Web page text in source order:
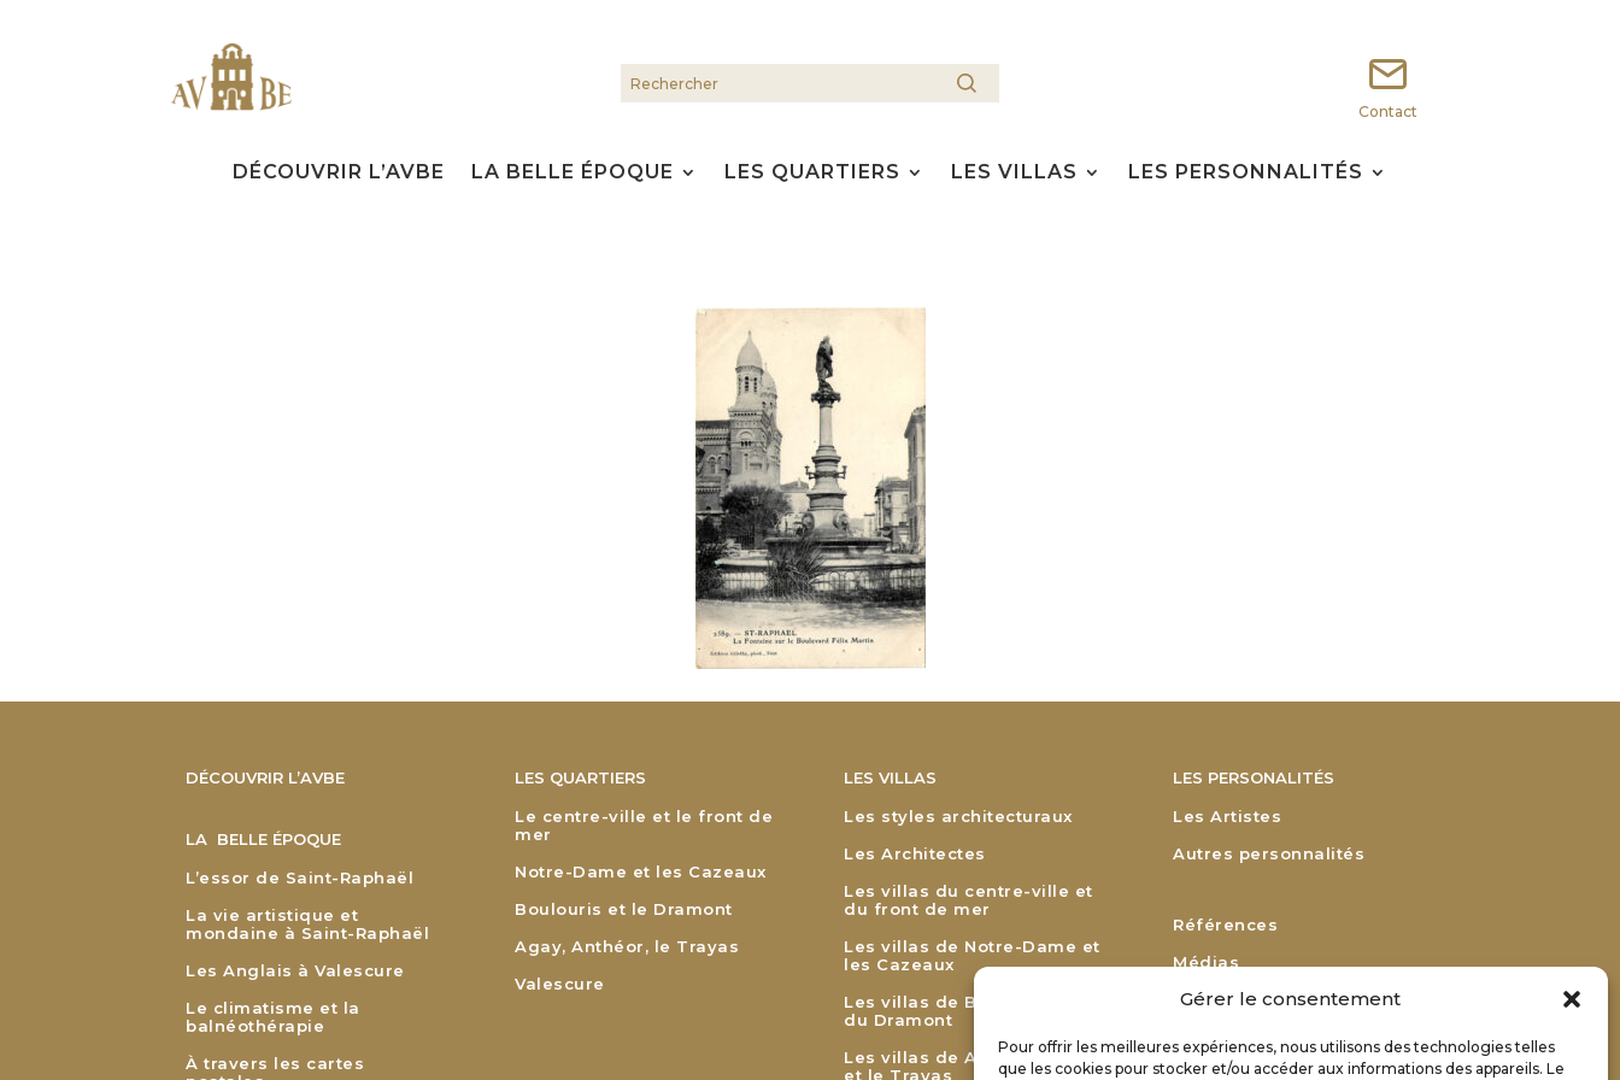
Gérer le consentement
Pour offrir les meilleures expériences, nous utilisons des technologies telles
que les cookies pour stocker et/ou accéder aux informations des appareils. Le
Contact
DÉCOUVRIR L’AVBE LA BELLE ÉPOQUE LES QUARTIERS LES VILLAS LES PERSONNALITÉS
DÉCOUVRIR L’AVBE
LA BELLE ÉPOQUE
L’essor de Saint-Raphaël
La vie artistique et
mondaine à Saint-Raphaël
Les Anglais à Valescure
Le climatisme et la
balnéothérapie
À travers les cartes
LES QUARTIERS
Le centre-ville et le front de
mer
Notre-Dame et les Cazeaux
Boulouris et le Dramont
Agay, Anthéor, le Trayas
Valescure
LES VILLAS
Les styles architecturaux
Les Architectes
Les villas du centre-ville et
du front de mer
Les villas de Notre-Dame et
les Cazeaux
Les villas de Boulouris et
du Dramont
Les villas de Agay, Anthéor
et le Trayas
LES PERSONALITÉS
Les Artistes
Autres personnalités
Références
Médias
Remerciements
Bulletin d’adhésion
Bulletin de renouvellement